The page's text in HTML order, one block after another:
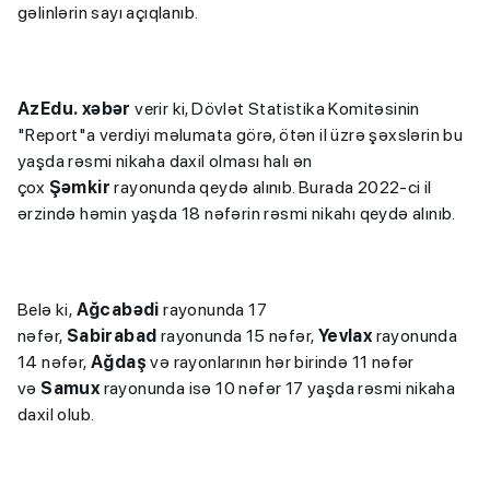
gəlinlərin sayı açıqlanıb.
AzEdu. xəbər verir ki, Dövlət Statistika Komitəsinin
"Report"a verdiyi məlumata görə, ötən il üzrə şəxslərin bu
yaşda rəsmi nikaha daxil olması halı ən
çox Şəmkirrayonunda qeydə alınıb. Burada 2022-ci il
ərzində həmin yaşda 18 nəfərin rəsmi nikahı qeydə alınıb.
Belə ki, Ağcabədi rayonunda 17
nəfər, Sabirabad rayonunda 15 nəfər, Yevlax rayonunda
14 nəfər,Ağdaşvə rayonlarının hər birində 11 nəfər
və Samux rayonunda isə 10 nəfər 17 yaşda rəsmi nikaha
daxil olub.